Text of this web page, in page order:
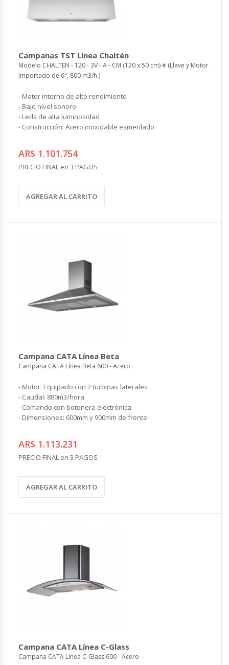
Campanas TST Línea Chaltén
Modelo CHALTEN - 120 - 3V - A - CM (120 x 50 cm) # (Llave y Motor
Importado de 6", 800 m3/h )
- Motor interno de alto rendimiento
- Bajo nivel sonoro
- Leds de alta luminosidad
- Construcción: Acero inoxidable esmerilado
AR$ 1.101.754
PRECIO FINAL en 3 PAGOS
AGREGAR AL CARRITO
Campana CATA Línea Beta
Campana CATA Línea Beta 600 - Acero
- Motor: Equipado con 2 turbinas laterales
- Caudal: 880m3/hora
- Comando con botonera electrónica
- Dimensiones: 600mm y 900mm de frente
AR$ 1.113.231
PRECIO FINAL en 3 PAGOS
AGREGAR AL CARRITO
Campana CATA Línea C-Glass
Campana CATA Línea C-Glass 600 - Acero